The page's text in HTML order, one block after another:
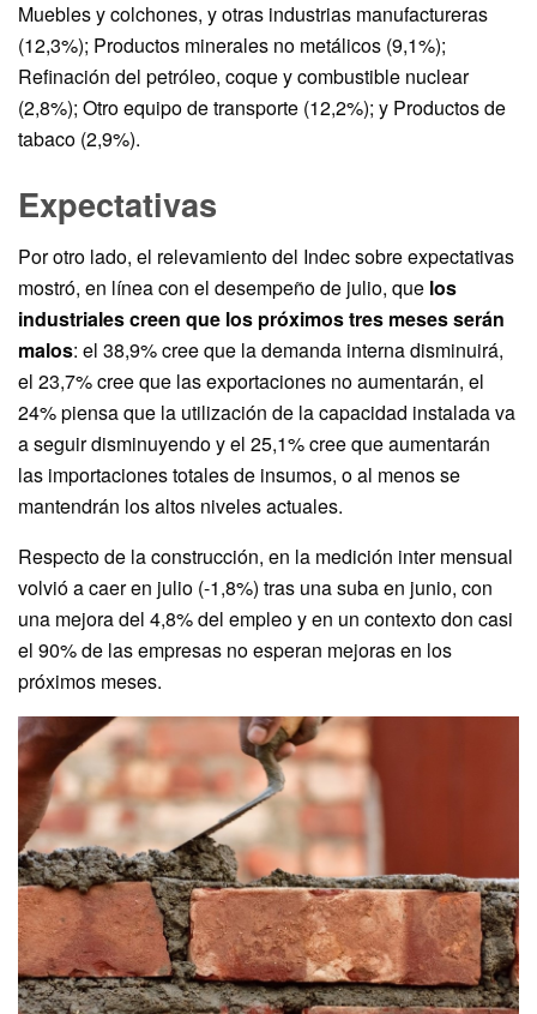
Muebles y colchones, y otras industrias manufactureras
(12,3%); Productos minerales no metálicos (9,1%);
Refinación del petróleo, coque y combustible nuclear
(2,8%); Otro equipo de transporte (12,2%); y Productos de
tabaco (2,9%).
Expectativas
Por otro lado, el relevamiento del Indec sobre expectativas
mostró, en línea con el desempeño de julio, que los
industriales creen que los próximos tres meses serán
malos: el 38,9% cree que la demanda interna disminuirá,
el 23,7% cree que las exportaciones no aumentarán, el
24% piensa que la utilización de la capacidad instalada va
a seguir disminuyendo y el 25,1% cree que aumentarán
las importaciones totales de insumos, o al menos se
mantendrán los altos niveles actuales.
Respecto de la construcción, en la medición inter mensual
volvió a caer en julio (-1,8%) tras una suba en junio, con
una mejora del 4,8% del empleo y en un contexto don casi
el 90% de las empresas no esperan mejoras en los
próximos meses.